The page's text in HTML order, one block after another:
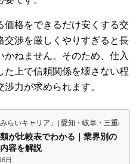
格をできるだけ安くする交
交渉を厳しくやりすぎると長
ねません。そのため、仕入
上で信頼関係を壊さない程
力が求められます。
らいキャリア」| 愛知・岐阜・三重の東
が比較表でわかる｜業界別の
容を解説
日